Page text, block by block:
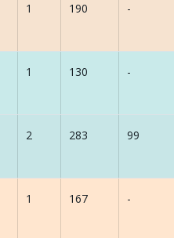
1 190 -
1 130 -
2 283 99
1 167 -